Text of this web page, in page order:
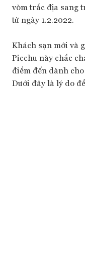
vòm trắc địa sang
từ ngày 1.2.2022.
Khách sạn mới và
Picchu này chắc
điểm đến dành
Dưới đây là lý do